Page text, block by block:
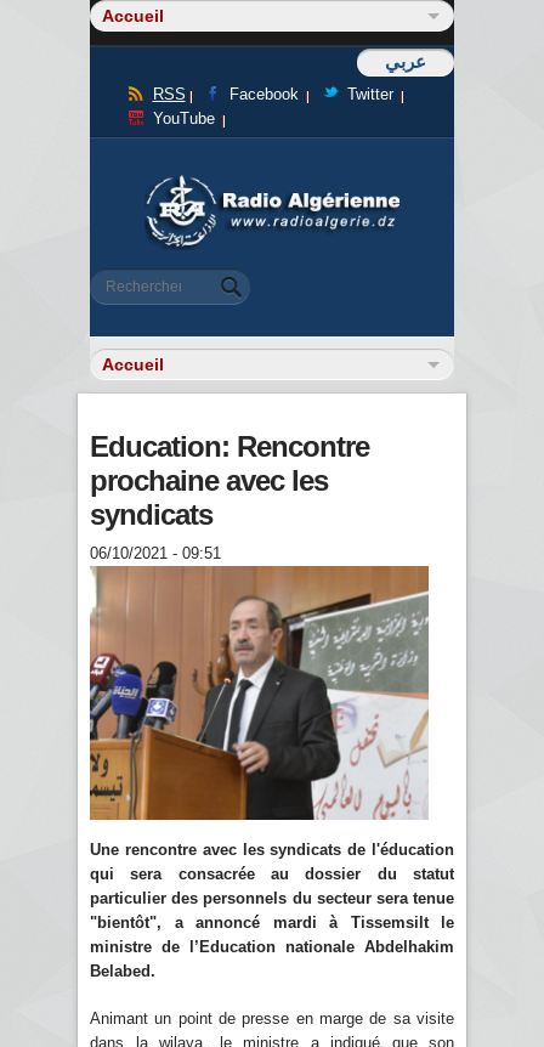
عربي
RSS Facebook
Twitter
YouTube
Formulaire de recherche
Rechercher
Education: Rencontre
prochaine avec les
syndicats
06/10/2021 - 09:51
Une rencontre avec les syndicats de l'éducation
qui sera consacrée au dossier du statut
particulier des personnels du secteur sera tenue
"bientôt", a annoncé mardi à Tissemsilt le
ministre de l’Education nationale Abdelhakim
Belabed.
Animant un point de presse en marge de sa visite
dans la wilaya, le ministre a indiqué que son